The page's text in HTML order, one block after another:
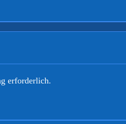
erforderlich.